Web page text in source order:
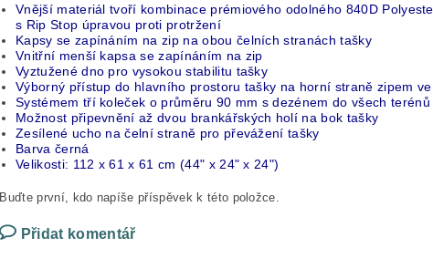
Vnější materiál tvoří kombinace prémiového odolného 840D
s Rip Stop úpravou proti protržení
Kapsy se zapínáním na zip na obou čelních stranách tašky
Vnitřní menší kapsa se zapínáním na zip
Vyztužené dno pro vysokou stabilitu tašky
Výborný přístup do hlavního prostoru tašky na horní straně zipem
Systémem tří koleček o průměru 90 mm s dezénem do všech terénů
Možnost připevnění až dvou brankářských holí na bok tašky
Zesílené ucho na čelní straně pro převážení tašky
Barva černá
Velikosti: 112 x 61 x 61 cm (44" x 24" x 24")
Buďte první, kdo napíše příspěvek k této položce.
Přidat komentář